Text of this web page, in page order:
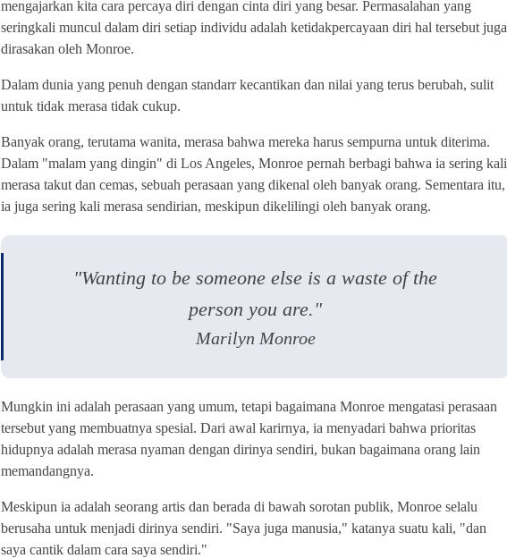
mengajarkan kita cara percaya diri dengan cinta diri yang besar. Permasalahan yang
seringkali muncul dalam diri setiap individu adalah ketidakpercayaan diri hal tersebut juga
dirasakan oleh Monroe.
Dalam dunia yang penuh dengan standarr kecantikan dan nilai yang terus berubah, sulit
untuk tidak merasa tidak cukup.
Banyak orang, terutama wanita, merasa bahwa mereka harus sempurna untuk diterima.
Dalam "malam yang dingin" di Los Angeles, Monroe pernah berbagi bahwa ia sering kali
merasa takut dan cemas, sebuah perasaan yang dikenal oleh banyak orang. Sementara itu,
ia juga sering kali merasa sendirian, meskipun dikelilingi oleh banyak orang.
"Wanting to be someone else is a waste of the
person you are."
Marilyn Monroe
Mungkin ini adalah perasaan yang umum, tetapi bagaimana Monroe mengatasi perasaan
tersebut yang membuatnya spesial. Dari awal karirnya, ia menyadari bahwa prioritas
hidupnya adalah merasa nyaman dengan dirinya sendiri, bukan bagaimana orang lain
memandangnya.
Meskipun ia adalah seorang artis dan berada di bawah sorotan publik, Monroe selalu
berusaha untuk menjadi dirinya sendiri. "Saya juga manusia," katanya suatu kali, "dan
saya cantik dalam cara saya sendiri."